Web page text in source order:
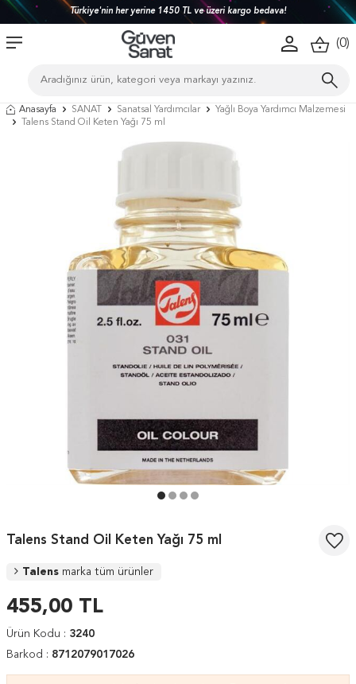
Türkiye'nin her yerine 1450 TL ve üzeri kargo bedava!
(0)
Anasayfa SANAT Sanatsal Yardımcılar
Yağlı Boya Yardımcı Malzemesi
Talens Stand Oil Keten Yağı 75 ml
Talens Stand Oil Keten Yağı 75 ml
Talens marka tüm ürünler
455,00 TL
Ürün Kodu : 3240
Barkod : 8712079017026